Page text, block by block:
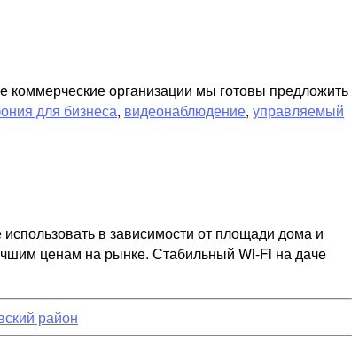
коммерческие организации мы готовы предложить
для бизнеса, видеонаблюдение, управляемый
в зависимости от площади дома и
ценам на рынке. Стабильный Wi-Fi на даче
район